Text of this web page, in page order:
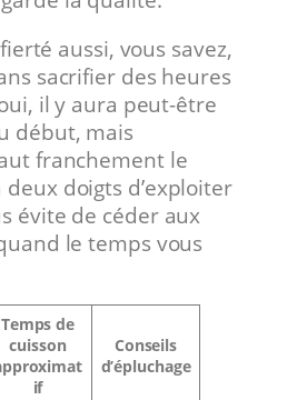
aussi, vous savez,
sacrifier des heures
il y aura peut-être
début, mais
franchement le
deux doigts d’exploiter
évite de céder aux
le temps vous
Temps de
cuisson
if
Conseils
d’épluchage